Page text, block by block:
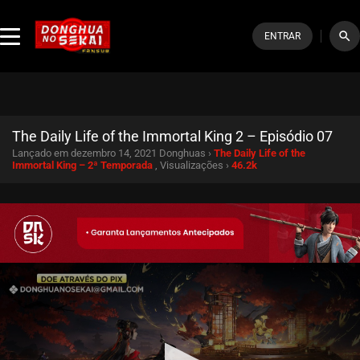
ENTRAR search
The Daily Life of the Immortal King 2 – Episódio 07
Lançado em dezembro 14, 2021 Donghuas › The Daily Life of the
Immortal King – 2ª Temporada , Visualizações › 46.2k